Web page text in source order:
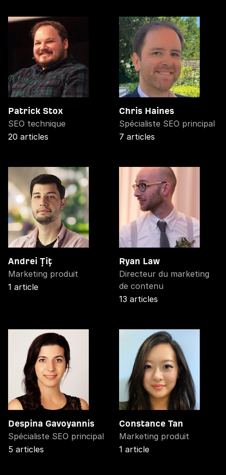
Patrick Stox
SEO technique
20 articles
Chris Haines
Spécialiste SEO principal
7 articles
Andrei Țiț
Marketing produit
1 article
Ryan Law
Directeur du marketing
de contenu
13 articles
Despina Gavoyannis
Spécialiste SEO principal
5 articles
Constance Tan
Marketing produit
1 article